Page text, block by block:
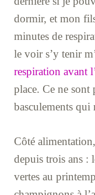
dormir, et mon
minutes de
le voir s’y tenir
respiration avant
place. Ce ne sont
basculements qui
Côté
depuis trois ans :
vertes au